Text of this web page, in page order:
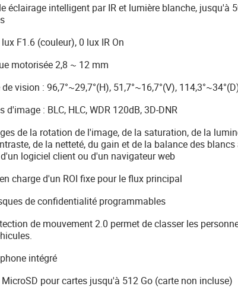
éclairage intelligent par IR et lumière blanche, jusqu'à
F1.6 (couleur), 0 lux IR On
motorisée 2,8 ~ 12 mm
vision : 96,7°~29,7°(H), 51,7°~16,7°(V),
d'image : BLC, HLC, WDR 120dB, 3D-DNR
de la rotation de l'image, de la saturation, de la
de la netteté, du gain et de la balance des blancs
logiciel client ou d'un navigateur web
charge d'un ROI fixe pour le flux principal
de confidentialité programmables
de mouvement 2.0 permet de classer les
intégré
MicroSD pour cartes jusqu'à 512 Go (carte non incluse)